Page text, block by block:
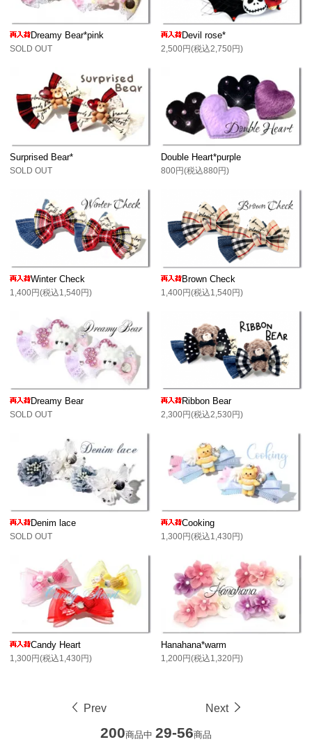
Dreamy Bear*pink
SOLD OUT
Devil rose*
2,500円(税込2,750円)
Surprised Bear*
SOLD OUT
Double Heart*purple
800円(税込880円)
Winter Check
1,400円(税込1,540円)
Brown Check
1,400円(税込1,540円)
Dreamy Bear
SOLD OUT
Ribbon Bear
2,300円(税込2,530円)
Denim lace
SOLD OUT
Cooking
1,300円(税込1,430円)
Candy Heart
1,300円(税込1,430円)
Hanahana*warm
1,200円(税込1,320円)
Prev Next
200商品中 29-56商品